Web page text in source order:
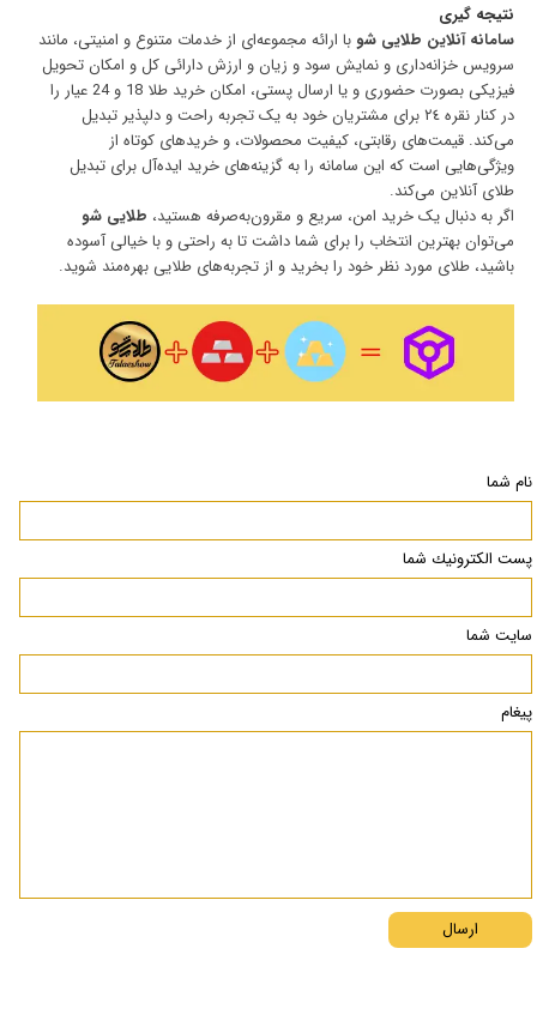
نتیجه گیری
سامانه آنلاین طلایی شو با ارائه مجموعه‌ای از خدمات متنوع و امنیتی، مانند
سرویس خزانه‌داری و نمایش سود و زیان و ارزش دارائی کل و امکان تحویل
فیزیکی بصورت حضوری و یا ارسال پستی، امکان خرید طلا 18 و 24 عیار را
در کنار نقره ٢٤ برای مشتریان خود به یک تجربه راحت و دلپذیر تبدیل
می‌کند. قیمت‌های رقابتی، کیفیت محصولات، و خریدهای کوتاه از
ویژگی‌هایی است که این سامانه را به گزینه‌های خرید ایده‌آل برای تبدیل
طلای آنلاین می‌کند.
اگر به دنبال یک خرید امن، سریع و مقرون‌به‌صرفه هستید، طلایی شو
می‌توان بهترین انتخاب را برای شما داشت تا به راحتی و با خیالی آسوده
باشید، طلای مورد نظر خود را بخرید و از تجربه‌های طلایی بهره‌مند شوید.
نام شما
پست الكترونيك شما
سایت شما
پیغام
ارسال